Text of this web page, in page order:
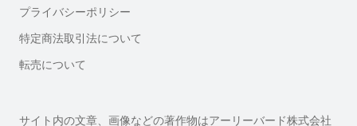
プライバシーポリシー
特定商法取引法について
転売について
サイト内の文章、画像などの著作物はアーリーバード株式会社